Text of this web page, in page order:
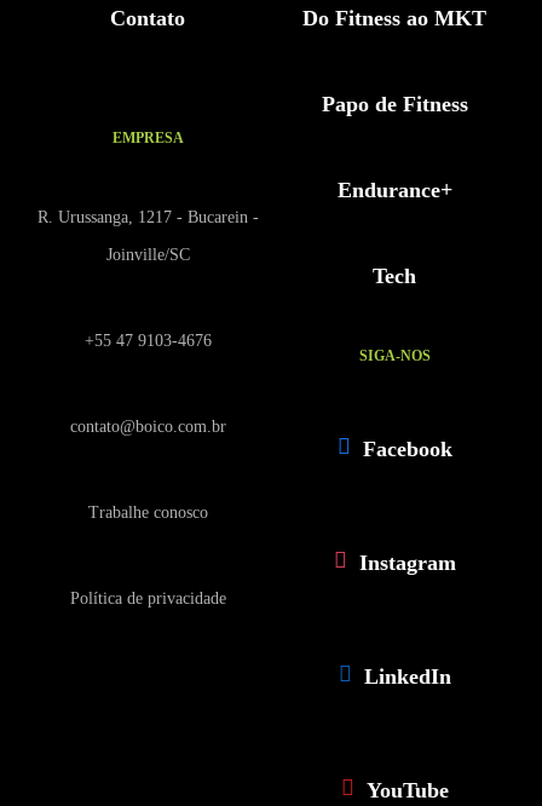
Contato Do Fitness ao MKT
Papo de Fitness
Endurance+
Tech
EMPRESA
R. Urussanga, 1217 - Bucarein -
Joinville/SC
+55 47 9103-4676
contato@boico.com.br
Trabalhe conosco
Política de privacidade
SIGA-NOS
Facebook
Instagram
LinkedIn
YouTube